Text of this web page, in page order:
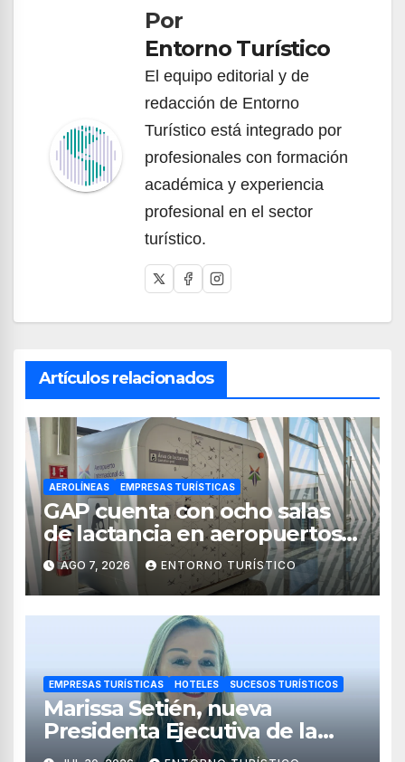
entradasPor
Entorno Turístico
El equipo editorial y de
redacción de Entorno
Turístico está integrado por
profesionales con formación
académica y experiencia
profesional en el sector
turístico.
Artículos relacionados
AEROLÍNEAS EMPRESAS TURÍSTICAS
GAP cuenta con ocho salas
de lactancia en aeropuertos
de México
AGO 7, 2026 ENTORNO TURÍSTICO
EMPRESAS TURÍSTICAS HOTELES SUCESOS TURÍSTICOS
Marissa Setién, nueva
Presidenta Ejecutiva de la
Asociación de Hoteles Costa